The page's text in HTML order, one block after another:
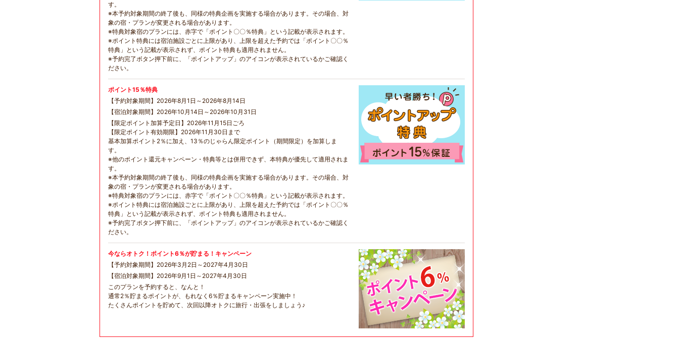
す。
※本予約対象期間の終了後も、同様の特典企画を実施する場合があります。その場合、対
象の宿・プランが変更される場合があります。
※特典対象宿のプランには、赤字で「ポイント〇〇％特典」という記載が表示されます。
※ポイント特典には宿泊施設ごとに上限があり、上限を超えた予約では「ポイント〇〇％
特典」という記載が表示されず、ポイント特典も適用されません。
※予約完了ボタン押下前に、「ポイントアップ」のアイコンが表示されているかご確認く
ださい。
ポイント15％特典
【予約対象期間】2026年8月1日～2026年8月14日
【宿泊対象期間】2026年10月14日～2026年10月31日
【限定ポイント加算予定日】2026年11月15日ごろ
【限定ポイント有効期限】2026年11月30日まで
基本加算ポイント2％に加え、13％のじゃらん限定ポイント（期間限定）を加算しま
す。
※他のポイント還元キャンペーン・特典等とは併用できず、本特典が優先して適用されま
す。
※本予約対象期間の終了後も、同様の特典企画を実施する場合があります。その場合、対
象の宿・プランが変更される場合があります。
※特典対象宿のプランには、赤字で「ポイント〇〇％特典」という記載が表示されます。
※ポイント特典には宿泊施設ごとに上限があり、上限を超えた予約では「ポイント〇〇％
特典」という記載が表示されず、ポイント特典も適用されません。
※予約完了ボタン押下前に、「ポイントアップ」のアイコンが表示されているかご確認く
ださい。
今ならオトク！ポイント6％が貯まる！キャンペーン
【予約対象期間】2026年3月2日～2027年4月30日
【宿泊対象期間】2026年9月1日～2027年4月30日
このプランを予約すると、なんと！
通常2％貯まるポイントが、もれなく6％貯まるキャンペーン実施中！
たくさんポイントを貯めて、次回以降オトクに旅行・出張をしましょう♪